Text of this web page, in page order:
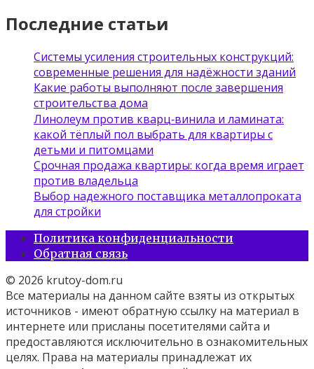
Последние статьи
Системы усиления строительных конструкций:
современные решения для надёжности зданий
Какие работы выполняют после завершения
строительства дома
Линолеум против кварц‑винила и ламината:
какой тёплый пол выбрать для квартиры с
детьми и питомцами
Срочная продажа квартиры: когда время играет
против владельца
Выбор надежного поставщика металлопроката
для стройки
Политика конфиденциальности
Обратная связь
© 2026 krutoy-dom.ru
Все материалы на данном сайте взяты из открытых
источников - имеют обратную ссылку на материал в
интернете или присланы посетителями сайта и
предоставляются исключительно в ознакомительных
целях. Права на материалы принадлежат их